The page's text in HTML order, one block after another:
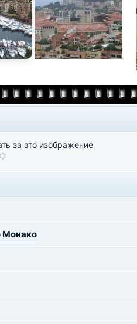
за это изображение
Монако